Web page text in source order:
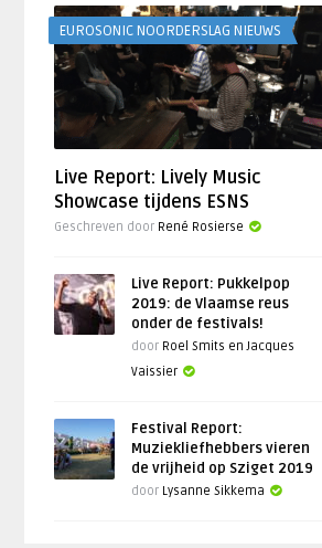
EUROSONIC NOORDERSLAG NIEUWS
Live Report: Lively Music
Showcase tijdens ESNS
Geschreven door René Rosierse
Live Report: Pukkelpop
2019: de Vlaamse reus
onder de festivals!
door Roel Smits en Jacques
Vaissier
Festival Report:
Muziekliefhebbers vieren
de vrijheid op Sziget 2019
door Lysanne Sikkema